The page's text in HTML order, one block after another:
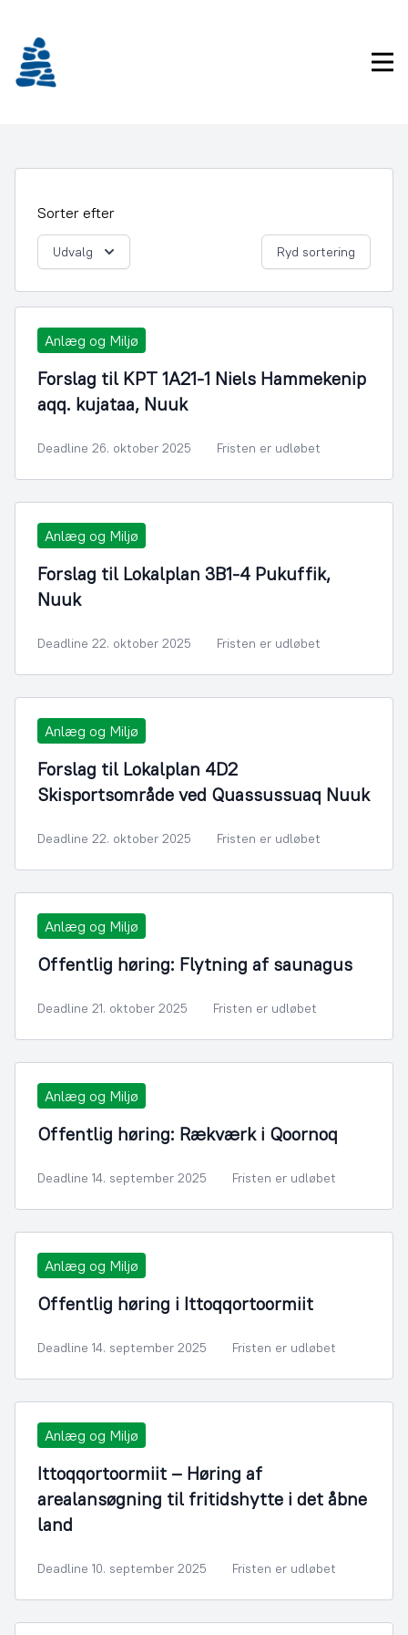
indhold
Sorter efter
Udvalg Ryd sortering
Anlæg og Miljø
Forslag til KPT 1A21-1 Niels Hammekenip
aqq. kujataa, Nuuk
Deadline 26. oktober 2025 Fristen er udløbet
Anlæg og Miljø
Forslag til Lokalplan 3B1-4 Pukuffik,
Nuuk
Deadline 22. oktober 2025 Fristen er udløbet
Anlæg og Miljø
Forslag til Lokalplan 4D2
Skisportsområde ved Quassussuaq Nuuk
Deadline 22. oktober 2025 Fristen er udløbet
Anlæg og Miljø
Offentlig høring: Flytning af saunagus
Deadline 21. oktober 2025 Fristen er udløbet
Anlæg og Miljø
Offentlig høring: Rækværk i Qoornoq
Deadline 14. september 2025 Fristen er udløbet
Anlæg og Miljø
Offentlig høring i Ittoqqortoormiit
Deadline 14. september 2025 Fristen er udløbet
Anlæg og Miljø
Ittoqqortoormiit – Høring af
arealansøgning til fritidshytte i det åbne
land
Deadline 10. september 2025 Fristen er udløbet